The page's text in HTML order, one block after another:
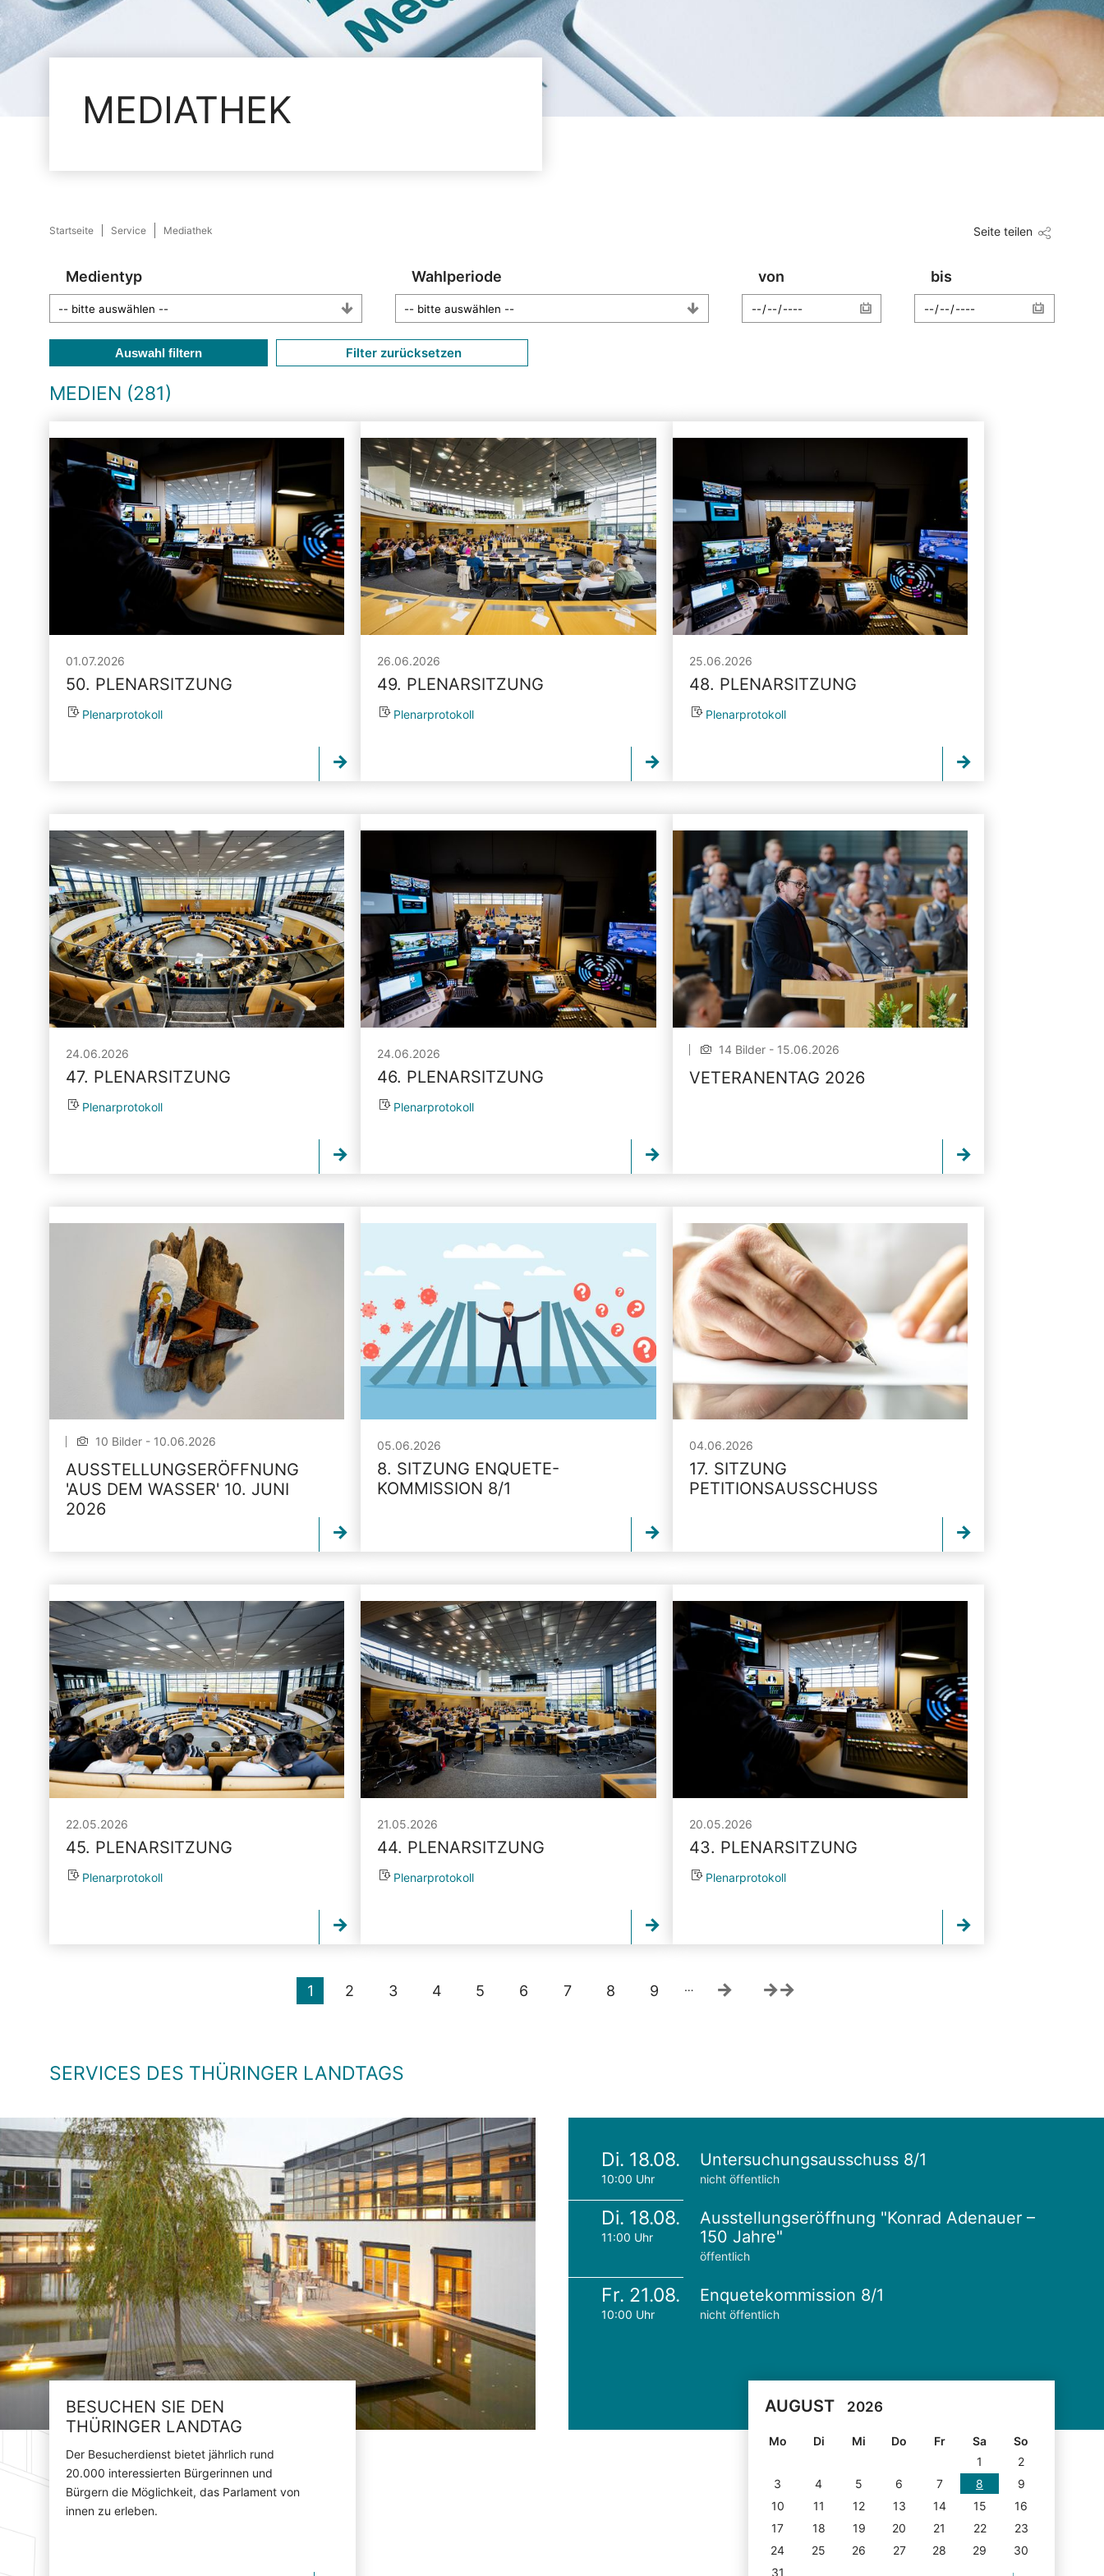
MEDIATHEK
Startseite Service Mediathek Seite teilen
Medientyp Wahlperiode von bis
Auswahl filtern Filter zurücksetzen
MEDIEN (281)
01.07.2026
50. PLENARSITZUNG
Plenarprotokoll
26.06.2026
49. PLENARSITZUNG
Plenarprotokoll
25.06.2026
48. PLENARSITZUNG
Plenarprotokoll
24.06.2026
47. PLENARSITZUNG
Plenarprotokoll
24.06.2026
46. PLENARSITZUNG
Plenarprotokoll
14 Bilder - 15.06.2026
VETERANENTAG 2026
10 Bilder - 10.06.2026
AUSSTELLUNGSERÖFFNUNG
'AUS DEM WASSER' 10. JUNI
2026
05.06.2026
8. SITZUNG ENQUETE-
KOMMISSION 8/1
04.06.2026
17. SITZUNG
PETITIONSAUSSCHUSS
22.05.2026
45. PLENARSITZUNG
Plenarprotokoll
21.05.2026
44. PLENARSITZUNG
Plenarprotokoll
20.05.2026
43. PLENARSITZUNG
Plenarprotokoll
1 2 3 4 5 6 7 8 9 …
SERVICES DES THÜRINGER LANDTAGS
BESUCHEN SIE DEN
THÜRINGER LANDTAG
Der Besucherdienst bietet jährlich rund
20.000 interessierten Bürgerinnen und
Bürgern die Möglichkeit, das Parlament von
innen zu erleben.
Di. 18.08.
10:00 Uhr
Untersuchungsausschuss 8/1
nicht öffentlich
Di. 18.08.
11:00 Uhr
Ausstellungseröffnung "Konrad Adenauer –
150 Jahre"
öffentlich
Fr. 21.08.
10:00 Uhr
Enquetekommission 8/1
nicht öffentlich
AUGUST 2026
Mo Di Mi Do Fr Sa
So
1
2
3
4 5 6 7 8
9
10
11 12 13 14 15
16
17
18 19 20 21 22
23
24
25 26 27 28 29
30
31